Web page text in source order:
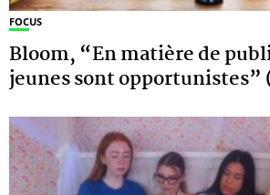
FOCUS
Bloom, “En matière de
jeunes sont opportunistes”